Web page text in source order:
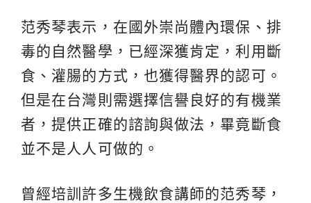
范秀琴表示，在國外崇尚體內環保、排
毒的自然醫學，已經深獲肯定，利用斷
食、灌腸的方式，也獲得醫界的認可。
但是在台灣則需選擇信譽良好的有機業
者，提供正確的諮詢與做法，畢竟斷食
並不是人人可做的。
曾經培訓許多生機飲食講師的范秀琴，